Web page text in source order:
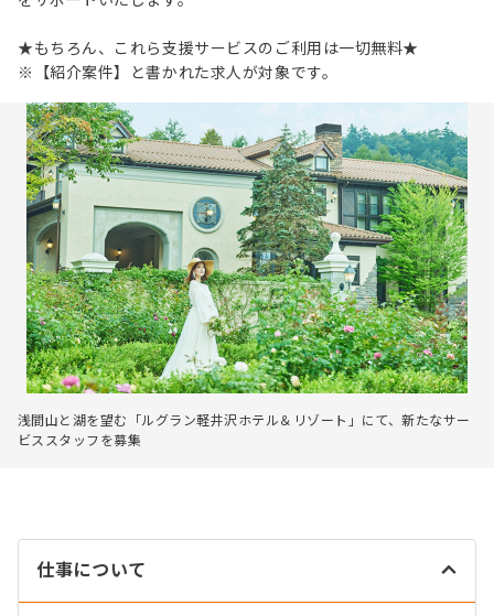
★もちろん、これら支援サービスのご利用は一切無料★
※【紹介案件】と書かれた求人が対象です。
浅間山と湖を望む「ルグラン軽井沢ホテル＆リゾート」にて、新たなサー
ビススタッフを募集
仕事について